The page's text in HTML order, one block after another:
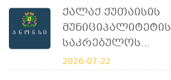
Ქალაქ Ქუთაისის
Მუნიციპალიტეტის
Საკრებულოს...
2026-07-22